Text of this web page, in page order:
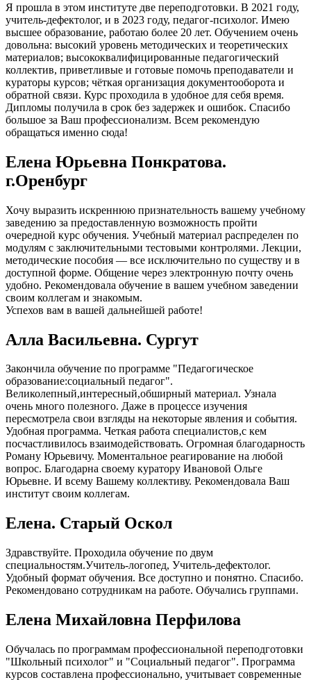
Я прошла в этом институте две переподготовки. В 2021 году,
учитель-дефектолог, и в 2023 году, педагог-психолог. Имею
высшее образование, работаю более 20 лет. Обучением очень
довольна: высокий уровень методических и теоретических
материалов; высококвалифицированные педагогический
коллектив, приветливые и готовые помочь преподаватели и
кураторы курсов; чёткая организация документооборота и
обратной связи. Курс проходила в удобное для себя время.
Дипломы получила в срок без задержек и ошибок. Спасибо
большое за Ваш профессионализм. Всем рекомендую
обращаться именно сюда!
Елена Юрьевна Понкратова.
г.Оренбург
Хочу выразить искреннюю признательность вашему учебному
заведению за предоставленную возможность пройти
очередной курс обучения. Учебный материал распределен по
модулям с заключительными тестовыми контролями. Лекции,
методические пособия — все исключительно по существу и в
доступной форме. Общение через электронную почту очень
удобно. Рекомендовала обучение в вашем учебном заведении
своим коллегам и знакомым.
Успехов вам в вашей дальнейшей работе!
Алла Васильевна. Сургут
Закончила обучение по программе "Педагогическое
образование:социальный педагог".
Великолепный,интересный,обширный материал. Узнала
очень много полезного. Даже в процессе изучения
пересмотрела свои взгляды на некоторые явления и события.
Удобная программа. Четкая работа специалистов,с кем
посчастливилось взаимодействовать. Огромная благодарность
Роману Юрьевичу. Моментальное реагирование на любой
вопрос. Благодарна своему куратору Ивановой Ольге
Юрьевне. И всему Вашему коллективу. Рекомендовала Ваш
институт своим коллегам.
Елена. Старый Оскол
Здравствуйте. Проходила обучение по двум
специальностям.Учитель-логопед, Учитель-дефектолог.
Удобный формат обучения. Все доступно и понятно. Спасибо.
Рекомендовано сотрудникам на работе. Обучались группами.
Елена Михайловна Перфилова
Обучалась по программам профессиональной переподготовки
"Школьный психолог" и "Социальный педагог". Программа
курсов составлена профессионально, учитывает современные